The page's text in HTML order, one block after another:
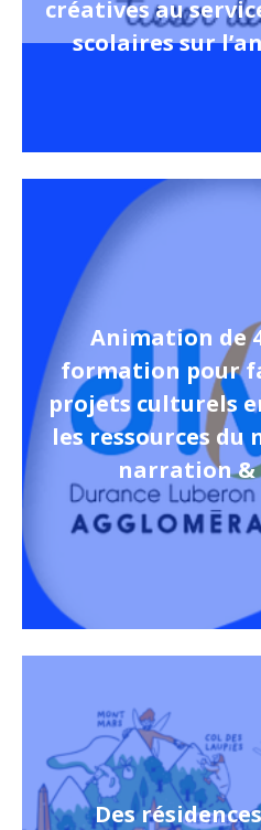
créatives au
scolaires sur
Animation de
formation pour
projets culturels
les ressources du
narration &
Des